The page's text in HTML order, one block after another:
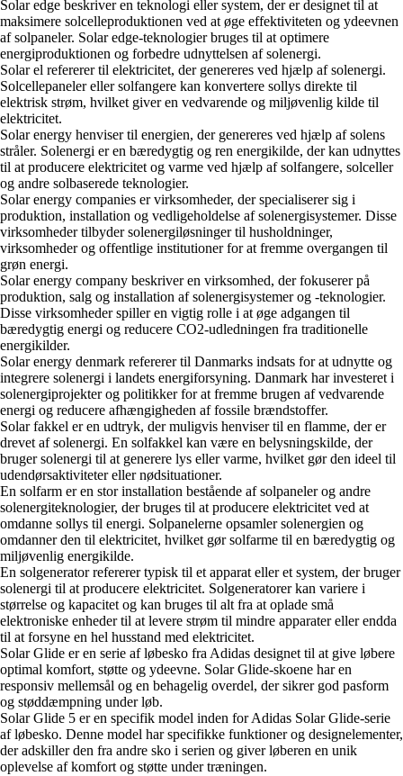
Solar edge beskriver en teknologi eller system, der er designet til at
maksimere solcelleproduktionen ved at øge effektiviteten og ydeevnen
af solpaneler. Solar edge-teknologier bruges til at optimere
energiproduktionen og forbedre udnyttelsen af solenergi.
Solar el refererer til elektricitet, der genereres ved hjælp af solenergi.
Solcellepaneler eller solfangere kan konvertere sollys direkte til
elektrisk strøm, hvilket giver en vedvarende og miljøvenlig kilde til
elektricitet.
Solar energy henviser til energien, der genereres ved hjælp af solens
stråler. Solenergi er en bæredygtig og ren energikilde, der kan udnyttes
til at producere elektricitet og varme ved hjælp af solfangere, solceller
og andre solbaserede teknologier.
Solar energy companies er virksomheder, der specialiserer sig i
produktion, installation og vedligeholdelse af solenergisystemer. Disse
virksomheder tilbyder solenergiløsninger til husholdninger,
virksomheder og offentlige institutioner for at fremme overgangen til
grøn energi.
Solar energy company beskriver en virksomhed, der fokuserer på
produktion, salg og installation af solenergisystemer og -teknologier.
Disse virksomheder spiller en vigtig rolle i at øge adgangen til
bæredygtig energi og reducere CO2-udledningen fra traditionelle
energikilder.
Solar energy denmark refererer til Danmarks indsats for at udnytte og
integrere solenergi i landets energiforsyning. Danmark har investeret i
solenergiprojekter og politikker for at fremme brugen af vedvarende
energi og reducere afhængigheden af fossile brændstoffer.
Solar fakkel er en udtryk, der muligvis henviser til en flamme, der er
drevet af solenergi. En solfakkel kan være en belysningskilde, der
bruger solenergi til at generere lys eller varme, hvilket gør den ideel til
udendørsaktiviteter eller nødsituationer.
En solfarm er en stor installation bestående af solpaneler og andre
solenergiteknologier, der bruges til at producere elektricitet ved at
omdanne sollys til energi. Solpanelerne opsamler solenergien og
omdanner den til elektricitet, hvilket gør solfarme til en bæredygtig og
miljøvenlig energikilde.
En solgenerator refererer typisk til et apparat eller et system, der bruger
solenergi til at producere elektricitet. Solgeneratorer kan variere i
størrelse og kapacitet og kan bruges til alt fra at oplade små
elektroniske enheder til at levere strøm til mindre apparater eller endda
til at forsyne en hel husstand med elektricitet.
Solar Glide er en serie af løbesko fra Adidas designet til at give løbere
optimal komfort, støtte og ydeevne. Solar Glide-skoene har en
responsiv mellemsål og en behagelig overdel, der sikrer god pasform
og støddæmpning under løb.
Solar Glide 5 er en specifik model inden for Adidas Solar Glide-serie
af løbesko. Denne model har specifikke funktioner og designelementer,
der adskiller den fra andre sko i serien og giver løberen en unik
oplevelse af komfort og støtte under træningen.